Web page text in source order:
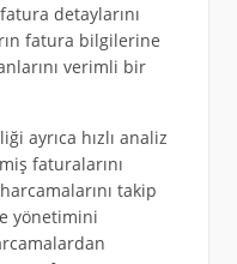
detaylarını
fatura bilgilerine
verimli bir
ayrıca hızlı analiz
faturalarını
takip
yönetimini